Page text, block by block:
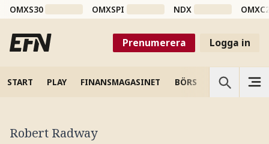
OMXS30 OMXSPI NDX
Prenumerera Logga in
START PLAY FINANSMAGASINET BÖRS VETENSKAP
Robert Radway